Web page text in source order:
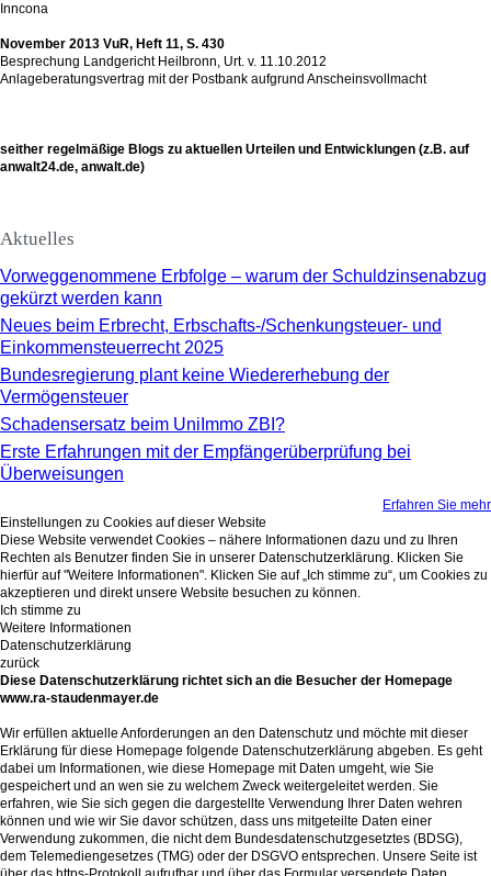
Inncona
November 2013 VuR, Heft 11, S. 430
Besprechung Landgericht Heilbronn, Urt. v. 11.10.2012
Anlageberatungsvertrag mit der Postbank aufgrund Anscheinsvollmacht
seither regelmäßige Blogs zu aktuellen Urteilen und Entwicklungen (z.B. auf
anwalt24.de, anwalt.de)
Aktuelles
Vorweggenommene Erbfolge – warum der Schuldzinsenabzug
gekürzt werden kann
Neues beim Erbrecht, Erbschafts-/Schenkungsteuer- und
Einkommensteuerrecht 2025
Bundesregierung plant keine Wiedererhebung der
Vermögensteuer
Schadensersatz beim UniImmo ZBI?
Erste Erfahrungen mit der Empfängerüberprüfung bei
Überweisungen
Erfahren Sie mehr
Einstellungen zu Cookies auf dieser Website
Diese Website verwendet Cookies – nähere Informationen dazu und zu Ihren
Rechten als Benutzer finden Sie in unserer Datenschutzerklärung. Klicken Sie
hierfür auf "Weitere Informationen". Klicken Sie auf „Ich stimme zu“, um Cookies zu
akzeptieren und direkt unsere Website besuchen zu können.
Ich stimme zu
Weitere Informationen
Datenschutzerklärung
zurück
Diese Datenschutzerklärung richtet sich an die Besucher der Homepage
www.ra-staudenmayer.de
Wir erfüllen aktuelle Anforderungen an den Datenschutz und möchte mit dieser
Erklärung für diese Homepage folgende Datenschutzerklärung abgeben. Es geht
dabei um Informationen, wie diese Homepage mit Daten umgeht, wie Sie
gespeichert und an wen sie zu welchem Zweck weitergeleitet werden. Sie
erfahren, wie Sie sich gegen die dargestellte Verwendung Ihrer Daten wehren
können und wie wir Sie davor schützen, dass uns mitgeteilte Daten einer
Verwendung zukommen, die nicht dem Bundesdatenschutzgesetztes (BDSG),
dem Telemediengesetzes (TMG) oder der DSGVO entsprechen. Unsere Seite ist